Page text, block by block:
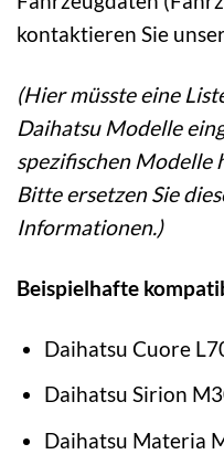
kontaktieren Sie
(Hier müsste eine
Daihatsu Modelle
spezifischen Modelle
Bitte ersetzen Sie
Informationen.)
Beispielhafte
Daihatsu Cuore
Daihatsu Sirion
Daihatsu Materia